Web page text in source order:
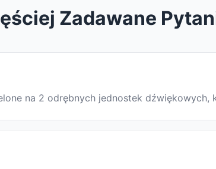
Zadawane
na 2 odrębnych jednostek dźwiękowych,